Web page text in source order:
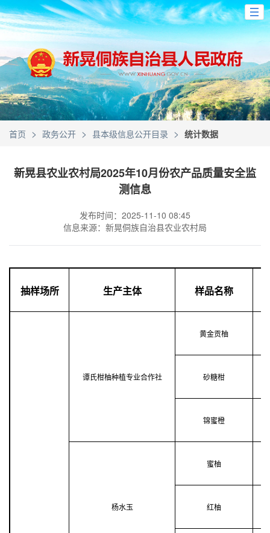
首页 > 政务公开 > 县本级信息公开目录 > 统计数据
新晃县农业农村局2025年10月份农产品质量安全监
测信息
发布时间：2025-11-10 08:45
信息来源：新晃侗族自治县农业农村局
抽样场所 生产主体 样品名称
谭氏柑柚种植专业合作社
黄金贡柚
砂糖柑
锦蜜橙
杨水玉
蜜柚
红柚